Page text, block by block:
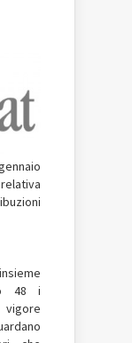
48 i